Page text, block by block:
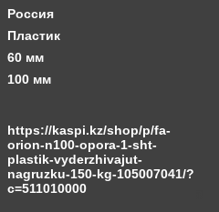
Россия
Пластик
60 мм
100 мм
https://kaspi.kz/shop/p/fa-
orion-n100-opora-1-sht-
plastik-vyderzhivajut-
nagruzku-150-kg-105007041/?
c=511010000